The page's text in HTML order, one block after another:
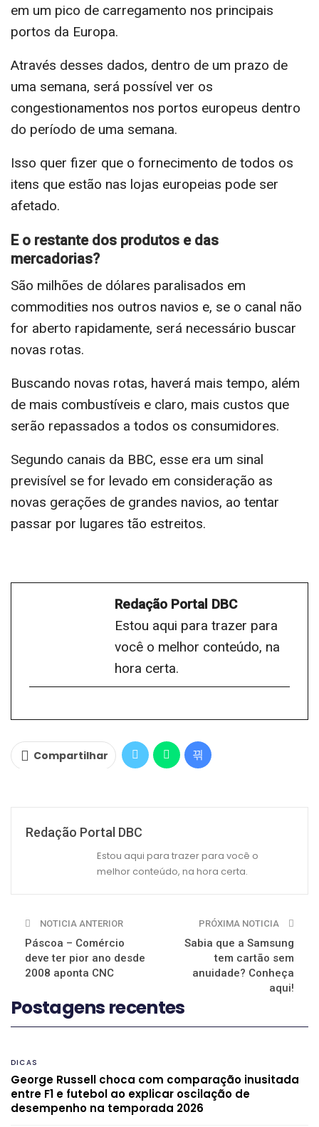
em um pico de carregamento nos principais
portos da Europa.
Através desses dados, dentro de um prazo de
uma semana, será possível ver os
congestionamentos nos portos europeus dentro
do período de uma semana.
Isso quer fizer que o fornecimento de todos os
itens que estão nas lojas europeias pode ser
afetado.
E o restante dos produtos e das
mercadorias?
São milhões de dólares paralisados em
commodities nos outros navios e, se o canal não
for aberto rapidamente, será necessário buscar
novas rotas.
Buscando novas rotas, haverá mais tempo, além
de mais combustíveis e claro, mais custos que
serão repassados a todos os consumidores.
Segundo canais da BBC, esse era um sinal
previsível se for levado em consideração as
novas gerações de grandes navios, ao tentar
passar por lugares tão estreitos.
Redação Portal DBC
Estou aqui para trazer para
você o melhor conteúdo, na
hora certa.
Compartilhar
Redação Portal DBC
Estou aqui para trazer para você o
melhor conteúdo, na hora certa.
NOTICIA ANTERIOR
Páscoa – Comércio
deve ter pior ano desde
2008 aponta CNC
PRÓXIMA NOTICIA
Sabia que a Samsung
tem cartão sem
anuidade? Conheça
aqui!
Postagens recentes
DICAS
George Russell choca com comparação inusitada
entre F1 e futebol ao explicar oscilação de
desempenho na temporada 2026